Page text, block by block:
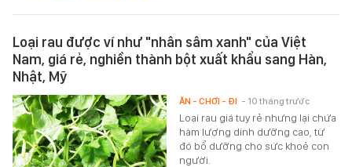
Loại rau được ví như "nhân sâm xanh" của Việt
Nam, giá rẻ, nghiền thành bột xuất khẩu sang Hàn,
Nhật, Mỹ
Loại rau giá tuy rẻ nhưng lại chứa
hàm lượng dinh dưỡng cao, từ
đó bổ dưỡng cho sức khoẻ con
người.
ĂN - CHƠI - ĐI - 10 tháng trước